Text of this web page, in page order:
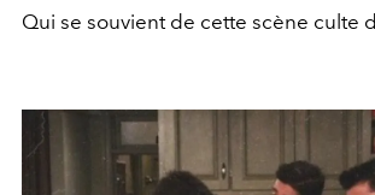
Qui se souvient de cette scène culte